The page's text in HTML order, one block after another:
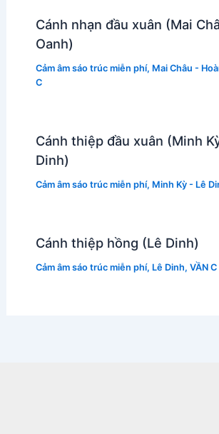
Cánh nhạn đầu xuân (Mai
Oanh)
Cảm âm sáo trúc miễn phí, Mai Châu -
C
Cánh thiệp đầu xuân (Minh
Dinh)
Cảm âm sáo trúc miễn phí, Minh Kỳ - Lê
Cánh thiệp hồng (Lê Dinh)
Cảm âm sáo trúc miễn phí, Lê Dinh, VẦN C